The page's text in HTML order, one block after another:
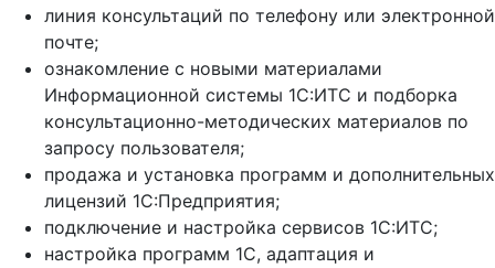
линия консультаций по телефону или электронной
почте;
ознакомление с новыми материалами
Информационной системы 1С:ИТС и подборка
консультационно-методических материалов по
запросу пользователя;
продажа и установка программ и дополнительных
лицензий 1С:Предприятия;
подключение и настройка сервисов 1С:ИТС;
настройка программ 1С, адаптация и